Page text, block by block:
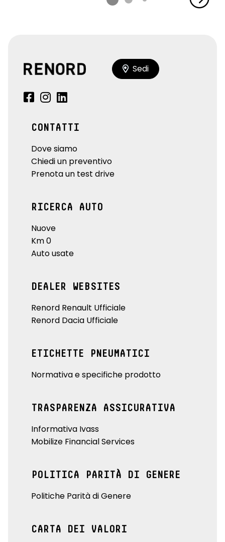
seat belt reminder sedili conducente, passeggero e sedili
sensori di parcheggio anteriori e laterali
sistema di frenata d'emergenza attiva
sistema di purificazione aria abitacolo
sistema monitoraggio pressione pneumatici indiretto
volante in TEP
Sedi
CONTATTI
Dove siamo
Chiedi un preventivo
Prenota un test drive
RICERCA AUTO
Nuove
Km 0
Auto usate
DEALER WEBSITES
Renord Renault Ufficiale
Renord Dacia Ufficiale
ETICHETTE PNEUMATICI
Normativa e specifiche prodotto
TRASPARENZA ASSICURATIVA
Informativa Ivass
Mobilize Financial Services
POLITICA PARITÀ DI GENERE
Politiche Parità di Genere
CARTA DEI VALORI